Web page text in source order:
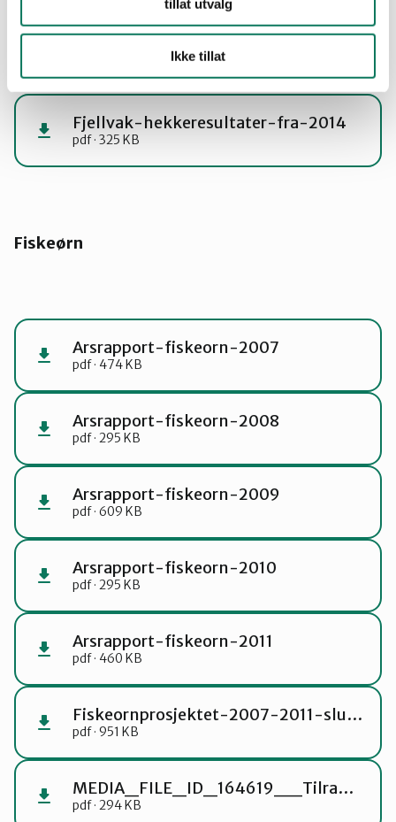
tillat utvalg
Ikke tillat
Fjellvåk
Fjellvak-hekkeresultater-fra-2014
pdf · 325 KB
Fiskeørn
Arsrapport-fiskeorn-2007
pdf · 474 KB
Arsrapport-fiskeorn-2008
pdf · 295 KB
Arsrapport-fiskeorn-2009
pdf · 609 KB
Arsrapport-fiskeorn-2010
pdf · 295 KB
Arsrapport-fiskeorn-2011
pdf · 460 KB
Fiskeornprosjektet-2007-2011-sluttrapport
pdf · 951 KB
MEDIA_FILE_ID_164619__Tilradning-ang.-Fiskeorn-Helgevannet
pdf · 294 KB